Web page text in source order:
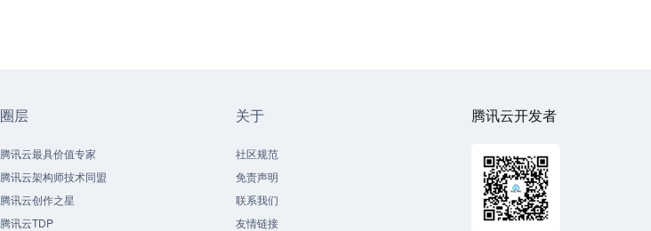
圈层
腾讯云最具价值专家
腾讯云架构师技术同盟
腾讯云创作之星
腾讯云TDP
关于
社区规范
免责声明
联系我们
友情链接
腾讯云开发者